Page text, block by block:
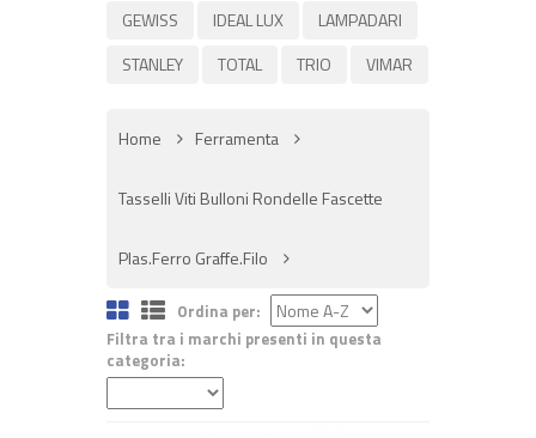
GEWISS
IDEAL LUX
LAMPADARI
STANLEY
TOTAL TRIO VIMAR
Home Ferramenta
Tasselli Viti Bulloni Rondelle Fascette
Plas.Ferro Graffe.Filo
Ordina per:
Filtra tra i marchi presenti in questa
categoria: